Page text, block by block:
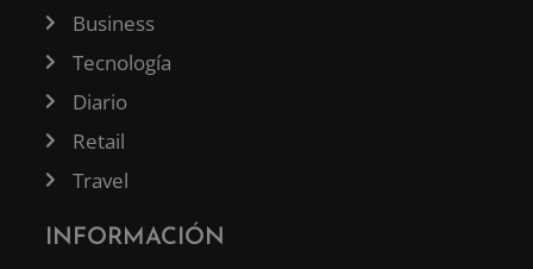
Business
Tecnología
Diario
Retail
Travel
INFORMACIÓN